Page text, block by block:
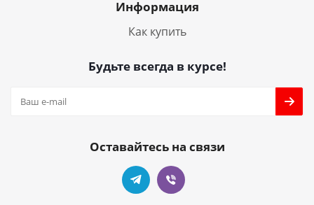
Информация
Как купить
Будьте всегда в курсе!
Оставайтесь на связи